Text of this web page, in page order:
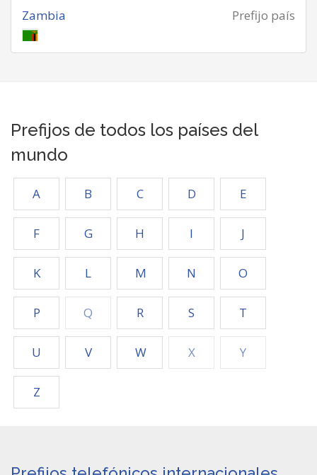
Prefijo país
Zambia
Prefijos de todos los países del
mundo
A B C D E
F G H I J
K L M N O
P Q R S T
U V W X Y
Z